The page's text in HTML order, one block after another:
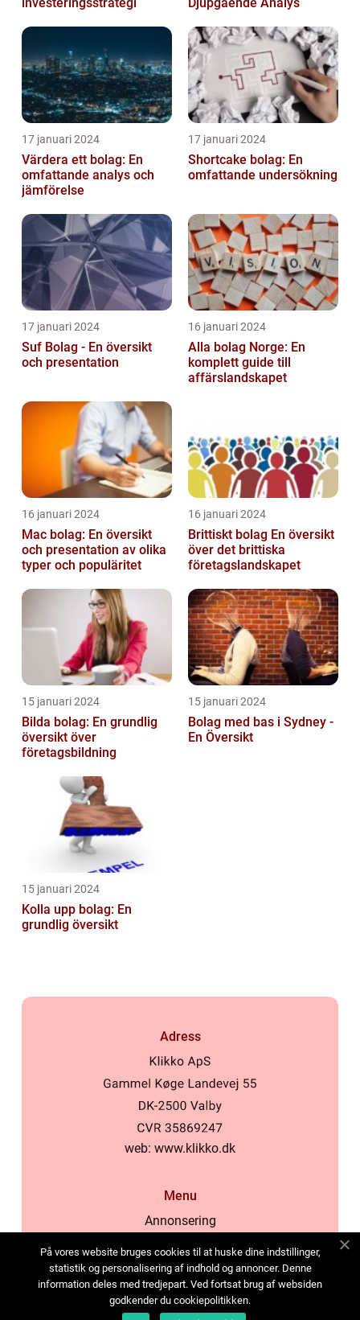
17 januari 2024
Värdera ett bolag: En
omfattande analys och
jämförelse
17 januari 2024
Shortcake bolag: En
omfattande undersökning
17 januari 2024
Suf Bolag - En översikt
och presentation
16 januari 2024
Alla bolag Norge: En
komplett guide till
affärslandskapet
16 januari 2024
Mac bolag: En översikt
och presentation av olika
typer och populäritet
16 januari 2024
Brittiskt bolag En översikt
över det brittiska
företagslandskapet
15 januari 2024
Bilda bolag: En grundlig
översikt över
företagsbildning
15 januari 2024
Bolag med bas i Sydney -
En Översikt
15 januari 2024
Kolla upp bolag: En
grundlig översikt
Adress
web: www.klikko.dk
Menu
Annonsering
Cookies
Kontakta oss
Sitemap
På vores website bruges cookies til at huske dine indstillinger,
statistik og personalisering af indhold og annoncer. Denne
information deles med tredjepart. Ved fortsat brug af websiden
godkender du cookiepolitikken.